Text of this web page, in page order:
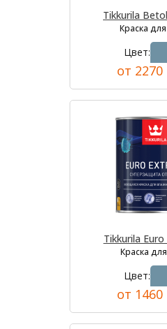
Tikkurila
Краска
Цвет:
от 2270
Tikkurila
Краска
Цвет:
от 1460